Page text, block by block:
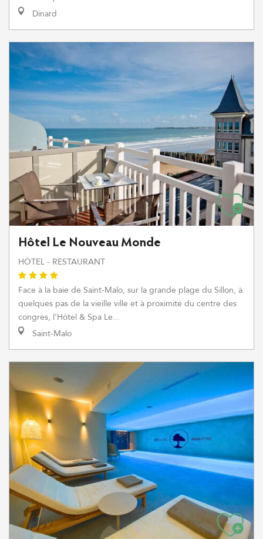
Dinard
Hôtel Le Nouveau Monde
HÔTEL - RESTAURANT
Face à la baie de Saint-Malo, sur la grande plage du Sillon, à
quelques pas de la vieille ville et à proximité du centre des
congrès, l'Hôtel & Spa Le...
Saint-Malo